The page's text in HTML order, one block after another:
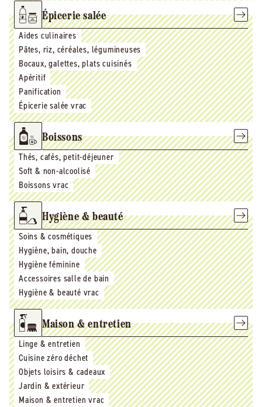
Épicerie salée
Aides culinaires
Pâtes, riz, céréales, légumineuses
Bocaux, galettes, plats cuisinés
Apéritif
Panification
Épicerie salée vrac
Boissons
Thés, cafés, petit-déjeuner
Soft & non-alcoolisé
Boissons vrac
Hygiène & beauté
Soins & cosmétiques
Hygiène, bain, douche
Hygiène féminine
Accessoires salle de bain
Hygiène & beauté vrac
Maison & entretien
Linge & entretien
Cuisine zéro déchet
Objets loisirs & cadeaux
Jardin & extérieur
Maison & entretien vrac